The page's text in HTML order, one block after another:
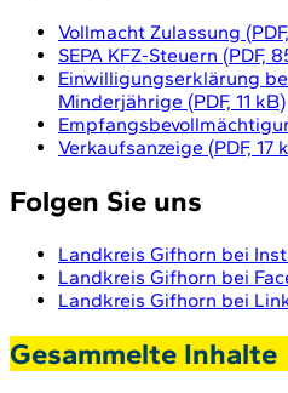
Vollmacht Zulassung (
SEPA KFZ-Steuern (PDF,
Einwilligungserklärung
Minderjährige (PDF, 11 kB)
Verkaufsanzeige (PDF, 17
Folgen Sie uns
Landkreis Gifhorn bei
Landkreis Gifhorn bei
Landkreis Gifhorn bei
Gesammelte Inhalte